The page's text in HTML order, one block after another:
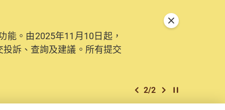
。由2025年11月10日起，
訴、查詢及建議。所有提交
上一個
2/2 下一個開始/暫停幻燈
關閉特別通告